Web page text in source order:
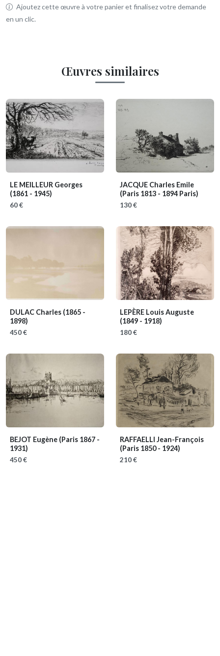
Ajoutez cette œuvre à votre panier et finalisez votre demande
en un clic.
Œuvres similaires
LE MEILLEUR Georges
(1861 - 1945)
60 €
JACQUE Charles Emile
(Paris 1813 - 1894 Paris)
130 €
DULAC Charles (1865 -
1898)
450 €
LEPÈRE Louis Auguste
(1849 - 1918)
180 €
BEJOT Eugène (Paris 1867 -
1931)
450 €
RAFFAELLI Jean-François
(Paris 1850 - 1924)
210 €